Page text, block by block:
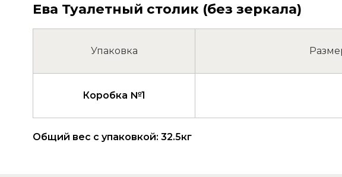
Ева Туалетный столик (без зеркала)
Упаковка
Коробка №1
Общий вес с упаковкой: 32.5кг